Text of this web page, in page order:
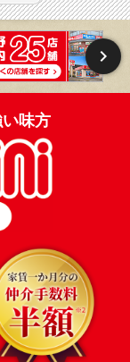
味方